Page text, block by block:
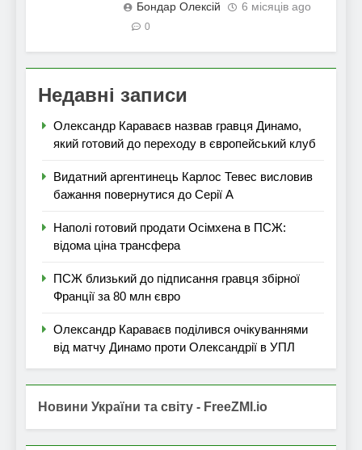
Бондар Олексій 6 місяців ago
0
Недавні записи
Олександр Караваєв назвав гравця Динамо,
який готовий до переходу в європейський клуб
Видатний аргентинець Карлос Тевес висловив
бажання повернутися до Серії А
Наполі готовий продати Осімхена в ПСЖ:
відома ціна трансфера
ПСЖ близький до підписання гравця збірної
Франції за 80 млн євро
Олександр Караваєв поділився очікуваннями
від матчу Динамо проти Олександрії в УПЛ
Новини України та світу - FreeZMI.io